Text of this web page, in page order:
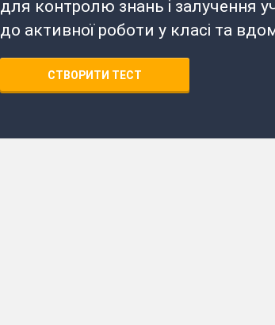
для контролю знань і залучення
до активної роботи у класі та
СТВОРИТИ ТЕСТ